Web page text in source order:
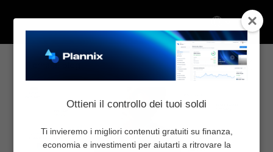
Ottieni il controllo dei tuoi soldi
Ti invieremo i migliori contenuti gratuiti su finanza,
economia e investimenti per aiutarti a ritrovare la
Select Language
Inizia da qui
Pricing
Torna al blog Condividi: